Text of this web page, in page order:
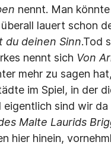
nennt. Man
lauert schon
du deinen Sinn.Tod
nennt sich Von
mehr zu sagen
im Spiel, in der
eigentlich sind wir
Malte Laurids
hier hinein,